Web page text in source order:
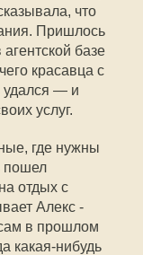
что
Пришлось
базе
красавца с
удался — и
услуг.
где нужны
пошел
отдых с
Алекс -
в прошлом
какая-нибудь